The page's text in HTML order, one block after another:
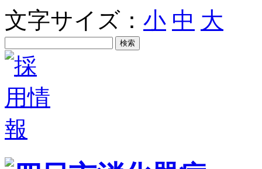
文字サイズ： 小 中 大